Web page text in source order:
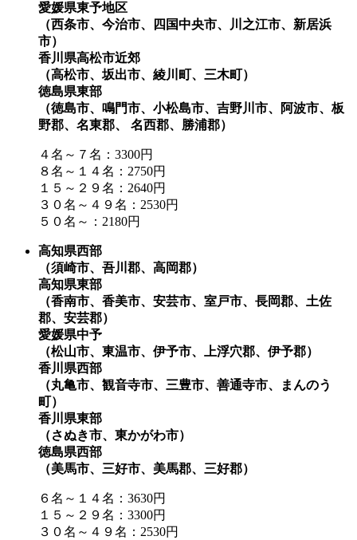
愛媛県東予地区
（西条市、今治市、四国中央市、川之江市、新居浜
市）
香川県高松市近郊
（高松市、坂出市、綾川町、三木町）
徳島県東部
（徳島市、鳴門市、小松島市、吉野川市、阿波市、板
野郡、名東郡、 名西郡、勝浦郡）
４名～７名：3300円
８名～１４名：2750円
１５～２９名：2640円
３０名～４９名：2530円
５０名～：2180円
高知県西部
（須崎市、吾川郡、高岡郡）
高知県東部
（香南市、香美市、安芸市、室戸市、長岡郡、土佐
郡、安芸郡）
愛媛県中予
（松山市、東温市、伊予市、上浮穴郡、伊予郡）
香川県西部
（丸亀市、観音寺市、三豊市、善通寺市、まんのう
町）
香川県東部
（さぬき市、東かがわ市）
徳島県西部
（美馬市、三好市、美馬郡、三好郡）
６名～１４名：3630円
１５～２９名：3300円
３０名～４９名：2530円